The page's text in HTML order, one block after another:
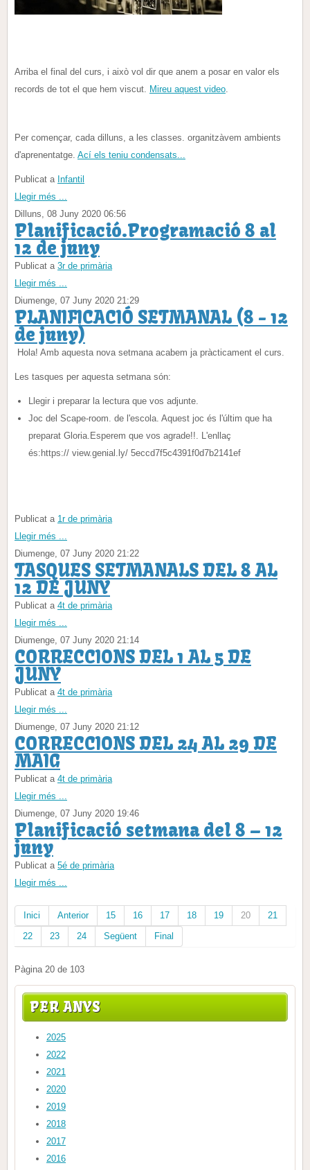
Arriba el final del curs, i això vol dir que anem a posar en valor els
records de tot el que hem viscut. Mireu aquest video.
Per començar, cada dilluns, a les classes. organitzàvem ambients
d'aprenentatge. Ací els teniu condensats...
Publicat a Infantil
Llegir més ...
Dilluns, 08 Juny 2020 06:56
Planificació.Programació 8 al
12 de juny
Publicat a 3r de primària
Llegir més ...
Diumenge, 07 Juny 2020 21:29
PLANIFICACIÓ SETMANAL (8 - 12
de juny)
Hola! Amb aquesta nova setmana acabem ja pràcticament el curs.
Les tasques per aquesta setmana són:
Llegir i preparar la lectura que vos adjunte.
Joc del Scape-room. de l'escola. Aquest joc és l'últim que ha
preparat Gloria.Esperem que vos agrade!!. L'enllaç
és:https:// view.genial.ly/ 5eccd7f5c4391f0d7b2141ef
Publicat a 1r de primària
Llegir més ...
Diumenge, 07 Juny 2020 21:22
TASQUES SETMANALS DEL 8 AL
12 DE JUNY
Publicat a 4t de primària
Llegir més ...
Diumenge, 07 Juny 2020 21:14
CORRECCIONS DEL 1 AL 5 DE
JUNY
Publicat a 4t de primària
Llegir més ...
Diumenge, 07 Juny 2020 21:12
CORRECCIONS DEL 24 AL 29 DE
MAIG
Publicat a 4t de primària
Llegir més ...
Diumenge, 07 Juny 2020 19:46
Planificació setmana del 8 – 12
juny
Publicat a 5é de primària
Llegir més ...
Inici Anterior 15 16 17 18 19 20
21
22
23 24 Següent Final
Pàgina 20 de 103
PER ANYS
2025
2022
2021
2020
2019
2018
2017
2016